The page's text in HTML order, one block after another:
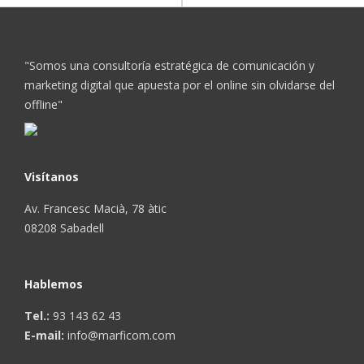
"Somos una consultoría estratégica de comunicación y
marketing digital que apuesta por el online sin olvidarse del
offline"
Visítanos
Av. Francesc Macià, 78 àtic
08208 Sabadell
Hablemos
Tel.: 93 143 62 43
E-mail: info@marficom.com